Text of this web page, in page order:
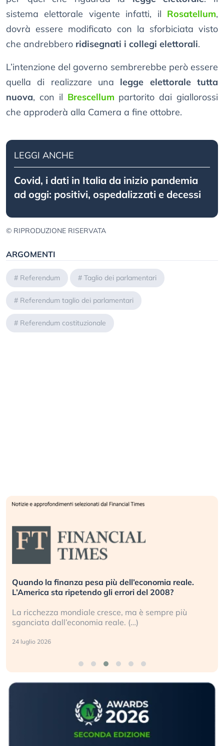
sistema elettorale vigente infatti, il Rosatellum,
dovrà essere modificato con la sforbiciata visto
che andrebbero ridisegnati i collegi elettorali.
L’intenzione del governo sembrerebbe però essere
quella di realizzare una legge elettorale tutta
nuova, con il Brescellum partorito dai giallorossi
che approderà alla Camera a fine ottobre.
LEGGI ANCHE
Covid, i dati in Italia da inizio pandemia
ad oggi: positivi, ospedalizzati e decessi
© RIPRODUZIONE RISERVATA
ARGOMENTI
# Referendum # Taglio dei parlamentari
# Referendum taglio dei parlamentari
# Referendum costituzionale
Quando la finanza pesa più dell’economia reale.
L’America sta ripetendo gli errori del 2008?
La ricchezza mondiale cresce, ma è sempre più
sganciata dall’economia reale. (…)
24 luglio 2026